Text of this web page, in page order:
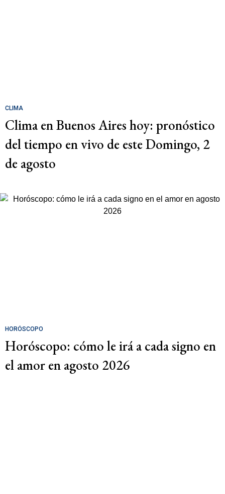
CLIMA
Clima en Buenos Aires hoy: pronóstico
del tiempo en vivo de este Domingo, 2
de agosto
HORÓSCOPO
Horóscopo: cómo le irá a cada signo en
el amor en agosto 2026